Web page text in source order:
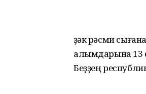
Үҙәк рәсми
алымдарына 13
Беҙҙең